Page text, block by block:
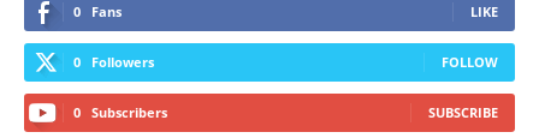
0 Fans LIKE
0 Followers FOLLOW
0 Subscribers SUBSCRIBE